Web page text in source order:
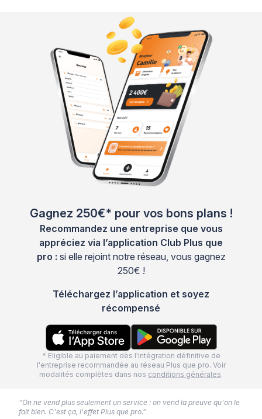
Gagnez 250€* pour vos bons plans !
Recommandez une entreprise que vous
appréciez via l’application Club Plus que
pro : si elle rejoint notre réseau, vous gagnez
250€ !
Téléchargez l’application et soyez
récompensé
* Eligible au paiement dès l'intégration définitive de
l'entreprise recommandée au réseau Plus que pro. Voir
modalités complètes dans nos conditions générales.
“On ne vend plus seulement un service : on vend la preuve qu'on le
fait bien. C'est ça, l'effet Plus que pro.”